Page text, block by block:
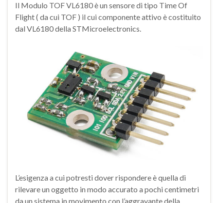
Il Modulo TOF VL6180 è un sensore di tipo Time Of
Flight ( da cui TOF ) il cui componente attivo è costituito
dal VL6180 della STMicroelectronics.
L’esigenza a cui potresti dover rispondere è quella di
rilevare un oggetto in modo accurato a pochi centimetri
da un sistema in movimento con l’aggravante della